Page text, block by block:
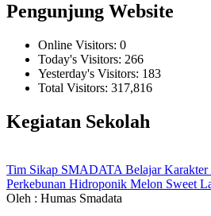
Pengunjung Website
Online Visitors: 0
Today's Visitors: 266
Yesterday's Visitors: 183
Total Visitors: 317,816
Kegiatan Sekolah
Tim Sikap SMADATA Belajar Karakter
Perkebunan Hidroponik Melon Sweet
Oleh : Humas Smadata